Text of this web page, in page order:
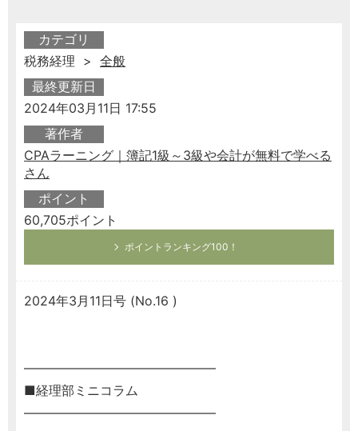
カテゴリ
税務経理 > 全般
最終更新日
2024年03月11日 17:55
著作者
CPAラーニング｜簿記1級～3級や会計が無料で学べる
さん
ポイント
60,705ポイント
ポイントランキング100！
2024年3月11日号 (No.16 )
―――――――――――――――
■経理部ミニコラム
―――――――――――――――